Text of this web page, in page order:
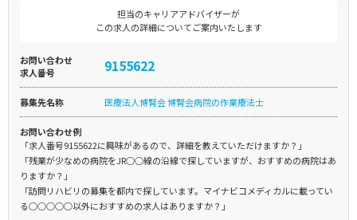
担当のキャリアアドバイザーが
この求人の詳細についてご案内いたします
お問い合わせ
求人番号
9155622
募集先名称 医療法人博腎会 博腎会病院の作業療法士
お問い合わせ例
「求人番号9155622に興味があるので、詳細を教えていただけますか？」
「残業が少なめの病院をJR○○線の沿線で探していますが、おすすめの病院はあ
りますか？」
「訪問リハビリの募集を都内で探しています。マイナビコメディカルに載ってい
る○○○○○以外におすすめの求人はありますか？」